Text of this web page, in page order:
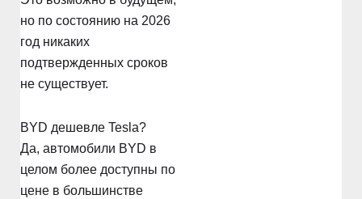
но по состоянию на 2026
год никаких
подтвержденных сроков
не существует.
BYD дешевле Tesla?
Да, автомобили BYD в
целом более доступны по
цене в большинстве